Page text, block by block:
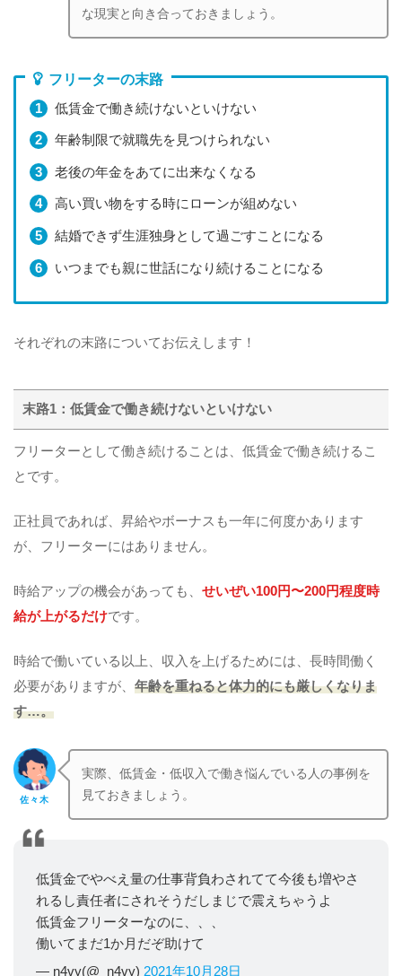
な現実と向き合っておきましょう。
フリーターの末路
低賃金で働き続けないといけない
年齢制限で就職先を見つけられない
老後の年金をあてに出来なくなる
高い買い物をする時にローンが組めない
結婚できず生涯独身として過ごすことになる
いつまでも親に世話になり続けることになる
それぞれの末路についてお伝えします！
末路1：低賃金で働き続けないといけない
フリーターとして働き続けることは、低賃金で働き続けるこ
とです。
正社員であれば、昇給やボーナスも一年に何度かあります
が、フリーターにはありません。
時給アップの機会があっても、 せいぜい100円〜200円程度時
給が上がるだけです。
時給で働いている以上、収入を上げるためには、長時間働く
必要がありますが、 年齢を重ねると体力的にも厳しくなりま
す…。
佐々木
実際、低賃金・低収入で働き悩んでいる人の事例を
見ておきましょう。
低賃金でやべえ量の仕事背負わされてて今後も増やさ
れるし責任者にされそうだしまじで震えちゃうよ
低賃金フリーターなのに、、、
働いてまだ1か月だぞ助けて
— n4vy(@_n4vy) 2021年10月28日